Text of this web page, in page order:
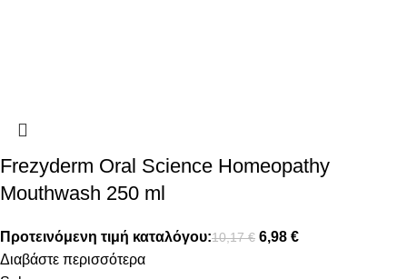
Frezyderm Oral Science Homeopathy
Mouthwash 250 ml
Προτεινόμενη τιμή καταλόγου:10,17€ 6,98 €
Διαβάστε περισσότερα